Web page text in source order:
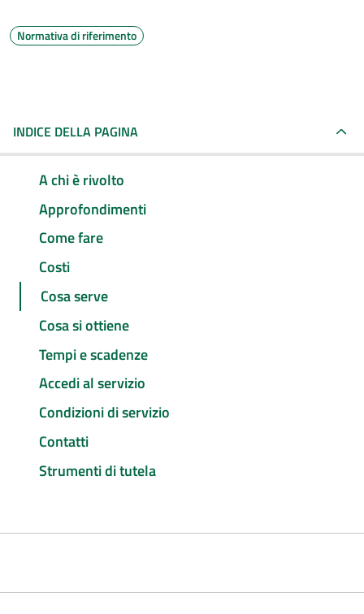
Normativa di riferimento
INDICE DELLA PAGINA
A chi è rivolto
Approfondimenti
Come fare
Costi
Cosa serve
Cosa si ottiene
Tempi e scadenze
Accedi al servizio
Condizioni di servizio
Contatti
Strumenti di tutela